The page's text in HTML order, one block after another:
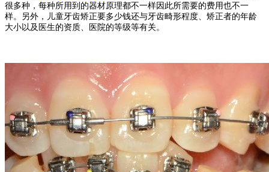
很多种，每种所用到的器材原理都不一样因此所需要的费用也不一
样。另外，儿童牙齿矫正要多少钱还与牙齿畸形程度、矫正者的年龄
大小以及医生的资质、医院的等级等有关。